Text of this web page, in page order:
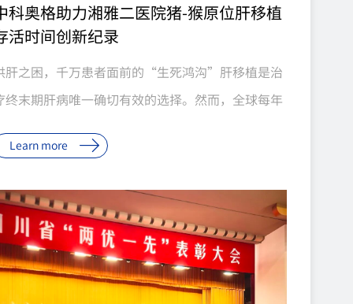
科奥格助力湘雅二医院猪-猴原位肝移植
活时间创新纪录
肝之困，千万患者面前的“生死鸿沟”肝移植是治
终末期肝病唯一确切有效的选择。然而，全球每年
30万终末期肝病患者亟需肝移植，而年供肝量仅约
移植，全年仅完成7188例手术，仅占登记等待患者
28.6%；截至年末，10859例患者因病情变化或死
等原因退出等待名单。全国器官供需比已恶化至
，中国百万人口器官捐献率仅约5%。企业新闻
Learn more